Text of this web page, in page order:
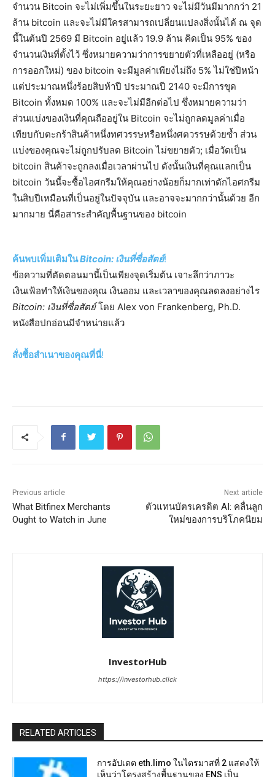
จำนวน Bitcoin จะไม่เพิ่มขึ้นในระยะยาว จะไม่มีวันมีมากกว่า 21
ล้าน bitcoin และจะไม่มีใครสามารถเปลี่ยนแปลงสิ่งนั้นได้ ณ จุด
นี้ในต้นปี 2569 มี Bitcoin อยู่แล้ว 19.9 ล้าน คิดเป็น 95% ของ
จำนวนเงินที่ตั้งไว้ ซึ่งหมายความว่าการขยายตัวที่เหลืออยู่ (หรือ
การออกใหม่) ของ bitcoin จะมีมูลค่าเพียงไม่ถึง 5% ไม่ใช่ปีหน้า
แต่ประมาณหนึ่งร้อยสิบห้าปี ประมาณปี 2140 จะมีการขุด
Bitcoin ทั้งหมด 100% และจะไม่มีอีกต่อไป ซึ่งหมายความว่า
ส่วนแบ่งของเงินที่คุณถืออยู่ใน Bitcoin จะไม่ถูกลดมูลค่าเมื่อ
เทียบกับตะกร้าสินค้าหนึ่งทศวรรษหรือหนึ่งศตวรรษด้วยซ้ำ ส่วน
แบ่งของคุณจะไม่ถูกปรับลด Bitcoin ไม่ขยายตัว; เมื่อวัดเป็น
bitcoin สินค้าจะถูกลงเมื่อเวลาผ่านไป ดังนั้นเงินที่คุณแลกเป็น
bitcoin วันนี้จะซื้อไอศกรีมให้คุณอย่างน้อยก็มากเท่าตักไอศกรีม
ในสิบปีเหมือนที่เป็นอยู่ในปัจจุบัน และอาจจะมากกว่านั้นด้วย อีก
มากมาย นี่คือสาระสำคัญพื้นฐานของ bitcoin
ค้นพบเพิ่มเติมในBitcoin: เงินที่ซื่อสัตย์!
ข้อความที่ตัดตอนมานี้เป็นเพียงจุดเริ่มต้น เจาะลึกว่าภาวะ
เงินเฟ้อทำให้เงินของคุณ เงินออม และเวลาของคุณลดลงอย่างไร
Bitcoin: เงินที่ซื่อสัตย์โดย Alex von Frankenberg, Ph.D.
หนังสือปกอ่อนมีจำหน่ายแล้ว
สั่งซื้อสำเนาของคุณที่นี่!
Previous article
What Bitfinex Merchants
Ought to Watch in June
Next article
ตัวแทนบัตรเครดิต AI: คลื่นลูก
ใหม่ของการบริโภคนิยม
InvestorHub
https://investorhub.click
RELATED ARTICLES
การอัปเดต eth.limo ในไตรมาสที่ 2 แสดงให้
เห็นว่าโครงสร้างพื้นฐานของ ENS เป็น